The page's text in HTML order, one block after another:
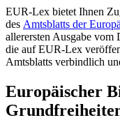
EUR-Lex bietet Ihnen
des Amtsblatts der
allerersten Ausgabe vom
die auf EUR-Lex
Amtsblatts verbindlich
Europäischer